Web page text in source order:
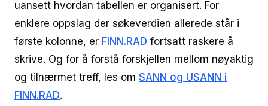
uansett hvordan tabellen er organisert. For
enklere oppslag der søkeverdien allerede står i
første kolonne, er FINN.RAD fortsatt raskere å
skrive. Og for å forstå forskjellen mellom nøyaktig
og tilnærmet treff, les om SANN og USANN i
FINN.RAD.